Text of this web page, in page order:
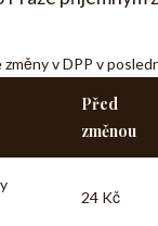
v DPP v
Před
změnou
24 Kč